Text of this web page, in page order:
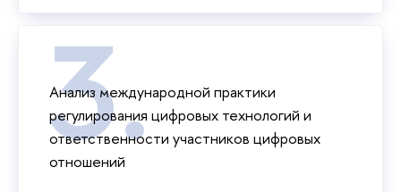
Анализ международной практики
регулирования цифровых технологий и
ответственности участников цифровых
отношений